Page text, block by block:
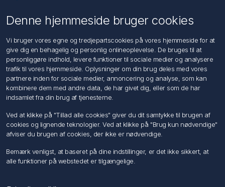
Søg
Min konto
Min konto
Ordrer
Adresser
Ansøg om Sælger konto
Følg os
Denne hjemmeside bruger cookies
Vi bruger vores egne og tredjepartscookies på vores hjemmeside for at
give dig en behagelig og personlig onlineoplevelse. De bruges til at
personliggøre indhold, levere funktioner til sociale medier og analysere
trafik til vores hjemmeside. Oplysninger om din brug deles med vores
partnere inden for sociale medier, annoncering og analyse, som kan
kombinere dem med andre data, de har givet dig, eller som de har
indsamlet fra din brug af tjenesterne.
Ved at klikke på "Tillad alle cookies" giver du dit samtykke til brugen af
cookies og lignende teknologier. Ved at klikke på "Brug kun nødvendige"
afviser du brugen af cookies, der ikke er nødvendige.
Bemærk venligst, at baseret på dine indstillinger, er det ikke sikkert, at
alle funktioner på webstedet er tilgængelige.